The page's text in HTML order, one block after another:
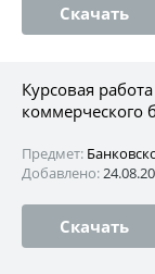
Скачать
Курсовая
коммерческого
Предмет:
Добавлено:
Скачать